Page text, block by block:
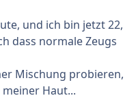
und ich bin jetzt 22,
dass normale Zeugs
Mischung probieren,
Haut...